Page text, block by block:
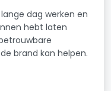
dag werken en
hebt laten
brand kan helpen.